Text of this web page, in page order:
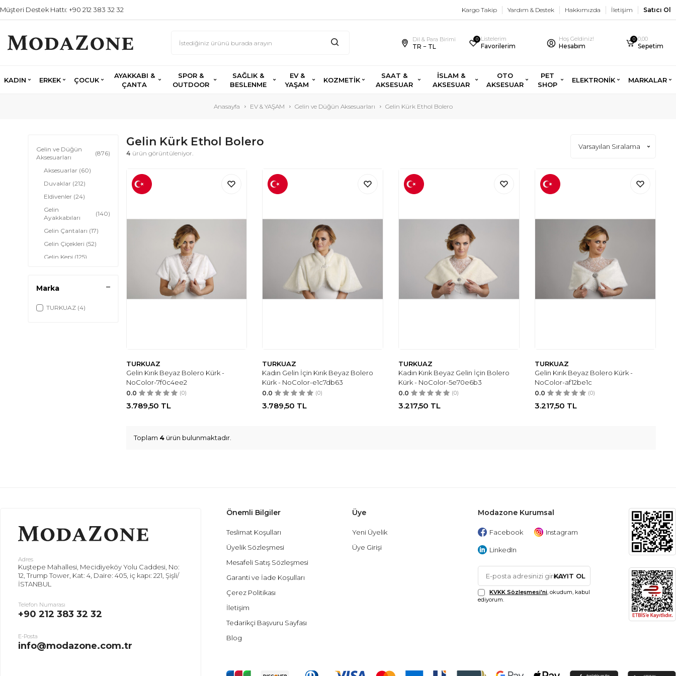
Müşteri Destek Hattı: +90 212 383 32 32 Kargo Takip Yardım & Destek Hakkımızda İletişim Satıcı Ol
Dil & Para Birimi
TR − TL
0 Listelerim
Favorilerim
Hoş Geldiniz!
Hesabım
0 0,00
Sepetim
KADIN ERKEK ÇOCUK
AYAKKABI &
ÇANTA
SPOR &
OUTDOOR
SAĞLIK &
BESLENME
EV &
YAŞAM
KOZMETİK
SAAT &
AKSESUAR
İSLAM &
AKSESUAR
OTO
AKSESUAR
PET
SHOP
ELEKTRONİK MARKALAR
Anasayfa EV & YAŞAM Gelin ve Düğün Aksesuarları Gelin Kürk Ethol Bolero
Gelin ve Düğün
Aksesuarları
(876)
Aksesuarlar (60)
Duvaklar (212)
Eldivenler (24)
Gelin
Ayakkabıları
(140)
Gelin Çantaları (17)
Gelin Çiçekleri (52)
Gelin Kepi (125)
Gelin Sabahlığı
Gelin Şemsiye
Marka
TURKUAZ (4)
Gelin Kürk Ethol Bolero
4 ürün görüntüleniyor.
TURKUAZ
Gelin Kırık Beyaz Bolero Kürk -
NoColor-7f0c4ee2
0.0 (0)
3.789,50 TL
TURKUAZ
Kadın Gelin İçin Kırık Beyaz Bolero
Kürk - NoColor-e1c7db63
0.0 (0)
3.789,50 TL
TURKUAZ
Kadın Kırık Beyaz Gelin İçin Bolero
Kürk - NoColor-5e70e6b3
0.0 (0)
3.217,50 TL
TURKUAZ
Gelin Kırık Beyaz Bolero Kürk -
NoColor-af12be1c
0.0 (0)
3.217,50 TL
Toplam 4ürün bulunmaktadır.
Adres
Kuştepe Mahallesi, Mecidiyeköy Yolu Caddesi, No:
12, Trump Tower, Kat: 4, Daire: 405, iç kapı: 221, Şişli/
İSTANBUL
Telefon Numarası
+90 212 383 32 32
E-Posta
info@modazone.com.tr
Önemli Bilgiler
Teslimat Koşulları
Üyelik Sözleşmesi
Mesafeli Satış Sözleşmesi
Garanti ve İade Koşulları
Çerez Politikası
İletişim
Tedarikçi Başvuru Sayfası
Blog
Üye
Yeni Üyelik
Üye Girişi
Modazone Kurumsal
Facebook Instagram
LinkedIn
KAYIT OL
KVKK Sözleşmesi'ni, okudum, kabul
ediyorum.